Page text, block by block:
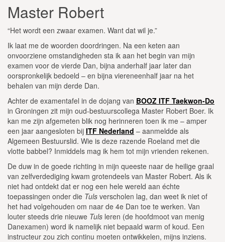
Master Robert
“Het wordt een zwaar examen. Want dat wil je.”
Ik laat me de woorden doordringen. Na een keten aan
onvoorziene omstandigheden sta ik aan het begin van mijn
examen voor de vierde Dan, bijna anderhalf jaar later dan
oorspronkelijk bedoeld – en bijna viereneenhalf jaar na het
behalen van mijn derde Dan.
Achter de examentafel in de dojang van BOOZ ITF Taekwon-Do
in Groningen zit mijn oud-bestuurscollega Master Robert Boer. Ik
kan me zijn afgemeten blik nog herinneren toen ik me – amper
een jaar aangesloten bij ITF Nederland – aanmeldde als
Algemeen Bestuurslid. Wie is deze razende Roeland met die
vlotte babbel? Inmiddels mag ik hem tot mijn vrienden rekenen.
De duw in de goede richting in mijn queeste naar de heilige graal
van zelfverdediging kwam grotendeels van Master Robert. Als ik
niet had ontdekt dat er nog een hele wereld aan échte
toepassingen onder die Tuls verscholen lag, dan weet ik niet of
het had volgehouden om naar de 4e Dan toe te werken. Van
louter steeds drie nieuwe Tuls leren (de hoofdmoot van menig
Danexamen) word ik namelijk niet bepaald warm of koud. Een
instructeur zou zich continu moeten ontwikkelen, mijns inziens.